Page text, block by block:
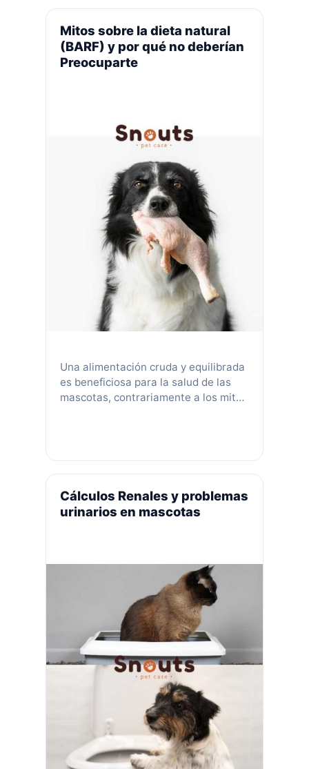
¡la comida es de las cosas que más
espera recibir tu mascota! Pero el …
Leer más
Mitos sobre la dieta natural
(BARF) y por qué no deberían
Preocuparte
Una alimentación cruda y equilibrada
es beneficiosa para la salud de las
mascotas, contrariamente a los mitos
de las preocupaciones sobre costos y
bacterias, una dieta cruda bien
gestionada puede mejorar la salud
digestiva e inmunológica, así como la
condición de la piel y el pelaje del
crucial.
Cálculos Renales y problemas
urinarios en mascotas